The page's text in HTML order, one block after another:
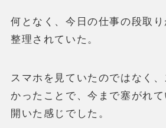
何となく、今日の仕事の段取
整理されていた。
スマホを見ていたのではなく
かったことで、今まで塞がれ
開いた感じでした。